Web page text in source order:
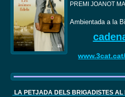
PREMI JOANOT
Ambientada a la
LA PETJADA DELS BRIGADISTES